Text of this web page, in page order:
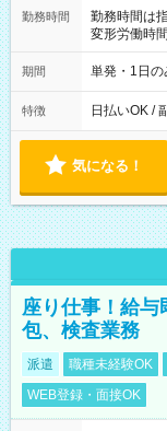
勤務時間
勤務時間は
変形労働時間制 想
00～20：00
期間 単発・1日の
特徴 日払いOK /
気になる！
座り仕事！給与
包、検査業務
派遣 職種未経験OK
WEB登録・面接OK